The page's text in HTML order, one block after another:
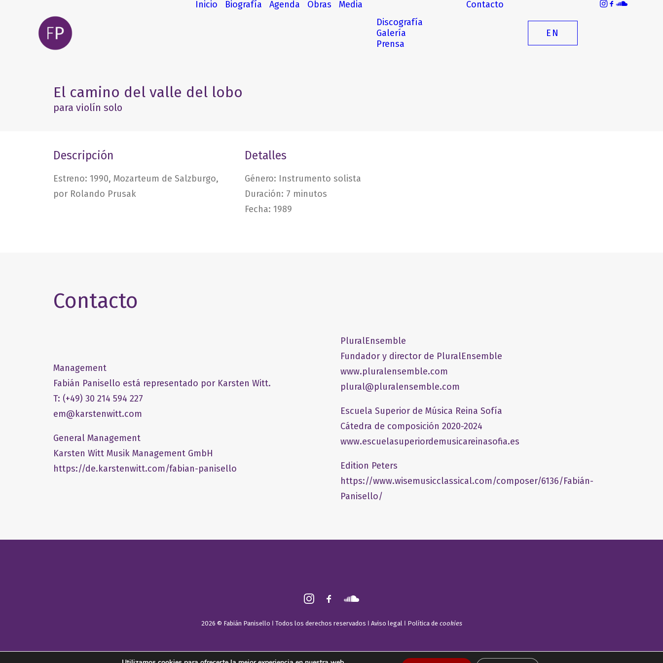
Inicio Biografía Agenda Obras
Media
Discografía
Galería
Prensa
Contacto
EN
El camino del valle del lobo
para violín solo
Descripción
Estreno: 1990, Mozarteum de Salzburgo,
por Rolando Prusak
Detalles
Género: Instrumento solista
Duración: 7 minutos
Fecha: 1989
Contacto
Management
Fabián Panisello está representado por Karsten Witt.
T: (+49) 30 214 594 227
em@karstenwitt.com
General Management
​Karsten Witt Musik Management GmbH​
https://de.karstenwitt.com/fabian-panisello
PluralEnsemble
Fundador y director de PluralEnsemble
www.pluralensemble.com
plural@pluralensemble.com
Escuela Superior de Música Reina Sofía
Cátedra de composición 2020-2024
www.escuelasuperiordemusicareinasofia.es
Edition Peters
https://www.wisemusicclassical.com/composer/6136/Fabián-
Panisello/
2026 © Fabián Panisello ǀ Todos los derechos reservados ǀ Aviso legal ǀ Política de cookies